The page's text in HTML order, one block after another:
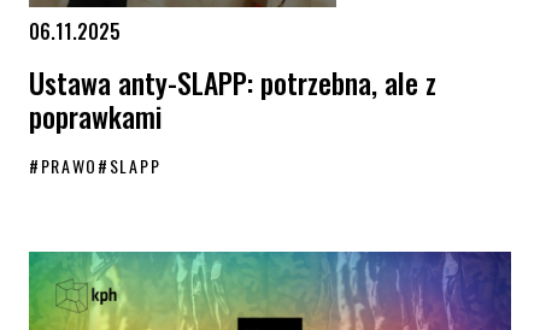
06.11.2025
Ustawa anty-SLAPP: potrzebna, ale z
poprawkami
#PRAWO#SLAPP